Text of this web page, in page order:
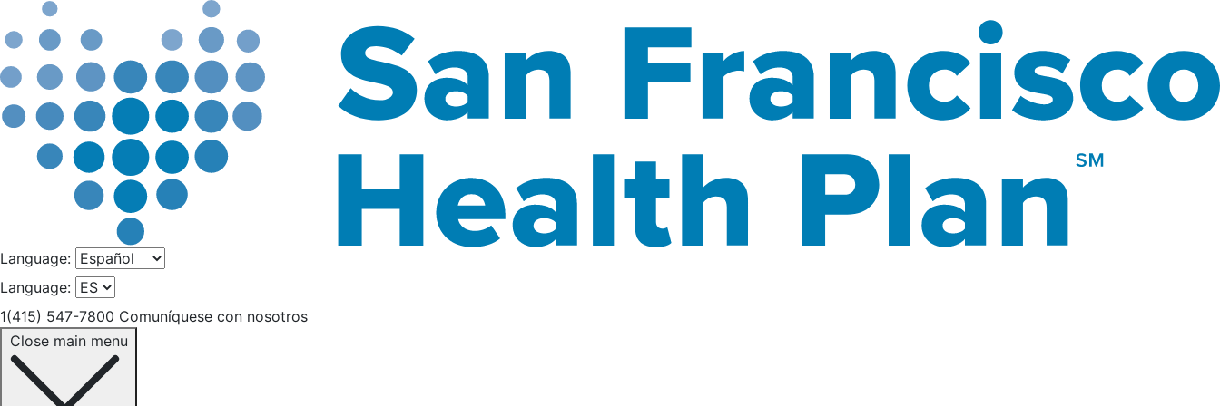
Language:
Language:
1(415) 547-7800 Comuníquese con nosotros
Close main menu